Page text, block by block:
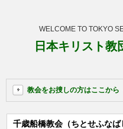
WELCOME TO TOKYO
日本キリスト
教会をお捜しの方はここから
千歳船橋教会（ちとせふなば